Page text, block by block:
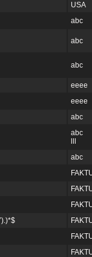
USA
abc
abc
abc
eeee
eeee
abc
abc
abc